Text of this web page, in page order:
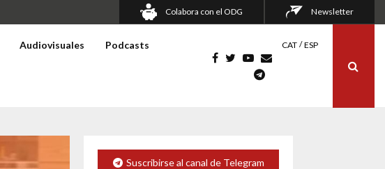
Colabora con el ODG Newsletter
Audiovisuales Podcasts CAT ESP
Suscribirse al canal de Telegram